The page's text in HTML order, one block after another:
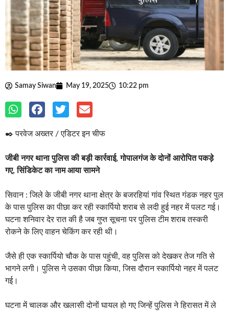
Samay Siwan May 19, 2025 10:22 pm
✒️ परवेज अख्तर / एडिटर इन चीफ
जीबी नगर थाना पुलिस की बड़ी कार्रवाई, गोपालगंज के दोनों आरोपित पकड़े
गए, सिंडिकेट का नाम आया सामने
सिवान : जिले के जीबी नगर थाना क्षेत्र के बजरहियां गांव स्थित गंडक नहर पुल
के पास पुलिस का पीछा कर रही स्कार्पियो शराब से लदी हुई नहर में पलट गई।
घटना शनिवार देर रात की है जब गुप्त सूचना पर पुलिस टीम शराब तस्करी
रोकने के लिए वाहन चेकिंग कर रही थी।
जैसे ही एक स्कार्पियो चौक के पास पहुंची, वह पुलिस को देखकर तेज गति से
भागने लगी। पुलिस ने उसका पीछा किया, जिस दौरान स्कार्पियो नहर में पलट
गई।
घटना में चालक और खलासी दोनों घायल हो गए जिन्हें पुलिस ने हिरासत में ले